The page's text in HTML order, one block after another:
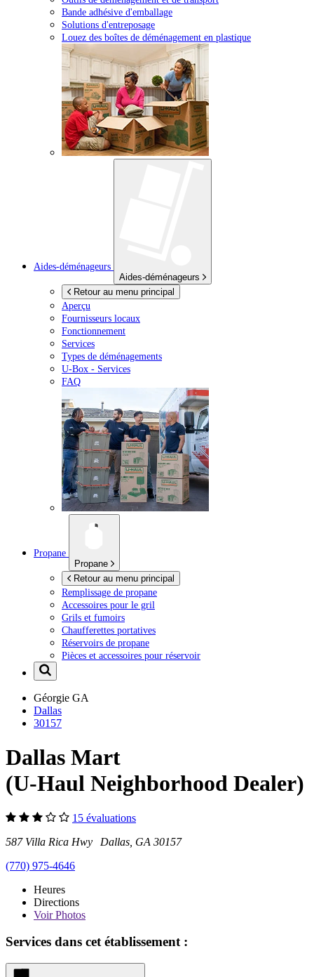
Bande adhésive d'emballage
Solutions d'entreposage
Louez des boîtes de déménagement en plastique
Aides-déménageurs
Aides-déménageurs
Retour au menu principal
Aperçu
Fournisseurs locaux
Fonctionnement
Services
Types de déménagements
U-Box - Services
FAQ
Propane
Propane
Retour au menu principal
Remplissage de propane
Accessoires pour le gril
Grils et fumoirs
Chaufferettes portatives
Réservoirs de propane
Pièces et accessoires pour réservoir
Géorgie GA
Dallas
30157
Dallas Mart
(U-Haul Neighborhood Dealer)
15 évaluations
587 Villa Rica Hwy Dallas, GA 30157
(770) 975-4646
Heures
Directions
VoirPhotos
Services dans cet établissement :